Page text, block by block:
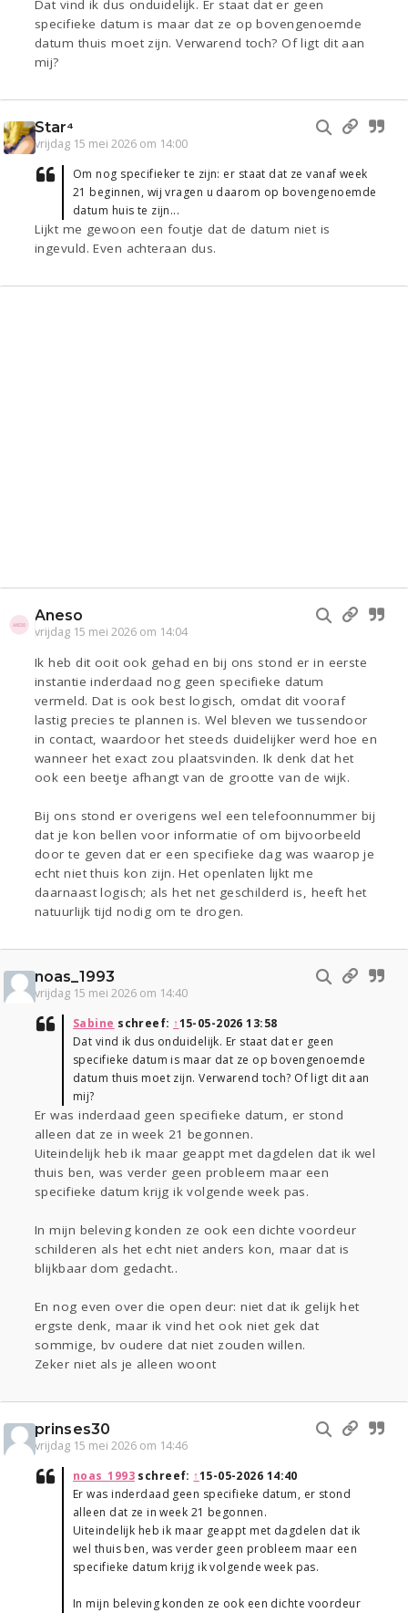
Dat vind ik dus onduidelijk. Er staat dat er geen
specifieke datum is maar dat ze op bovengenoemde
datum thuis moet zijn. Verwarend toch? Of ligt dit aan
mij?
Star⁴
vrijdag 15 mei 2026 om 14:00
Om nog specifieker te zijn: er staat dat ze vanaf week
21 beginnen, wij vragen u daarom op bovengenoemde
datum huis te zijn...
Lijkt me gewoon een foutje dat de datum niet is
ingevuld. Even achteraan dus.
Aneso
vrijdag 15 mei 2026 om 14:04
Ik heb dit ooit ook gehad en bij ons stond er in eerste
instantie inderdaad nog geen specifieke datum
vermeld. Dat is ook best logisch, omdat dit vooraf
lastig precies te plannen is. Wel bleven we tussendoor
in contact, waardoor het steeds duidelijker werd hoe en
wanneer het exact zou plaatsvinden. Ik denk dat het
ook een beetje afhangt van de grootte van de wijk.
Bij ons stond er overigens wel een telefoonnummer bij
dat je kon bellen voor informatie of om bijvoorbeeld
door te geven dat er een specifieke dag was waarop je
echt niet thuis kon zijn. Het openlaten lijkt me
daarnaast logisch; als het net geschilderd is, heeft het
natuurlijk tijd nodig om te drogen.
noas_1993
vrijdag 15 mei 2026 om 14:40
Sabine schreef: ↑15-05-2026 13:58
Dat vind ik dus onduidelijk. Er staat dat er geen
specifieke datum is maar dat ze op bovengenoemde
datum thuis moet zijn. Verwarend toch? Of ligt dit aan
mij?
Er was inderdaad geen specifieke datum, er stond
alleen dat ze in week 21 begonnen.
Uiteindelijk heb ik maar geappt met dagdelen dat ik wel
thuis ben, was verder geen probleem maar een
specifieke datum krijg ik volgende week pas.
In mijn beleving konden ze ook een dichte voordeur
schilderen als het echt niet anders kon, maar dat is
blijkbaar dom gedacht..
En nog even over die open deur: niet dat ik gelijk het
ergste denk, maar ik vind het ook niet gek dat
sommige, bv oudere dat niet zouden willen.
Zeker niet als je alleen woont
prinses30
vrijdag 15 mei 2026 om 14:46
noas_1993schreef: ↑15-05-2026 14:40
Er was inderdaad geen specifieke datum, er stond
alleen dat ze in week 21 begonnen.
Uiteindelijk heb ik maar geappt met dagdelen dat ik
wel thuis ben, was verder geen probleem maar een
specifieke datum krijg ik volgende week pas.
In mijn beleving konden ze ook een dichte voordeur